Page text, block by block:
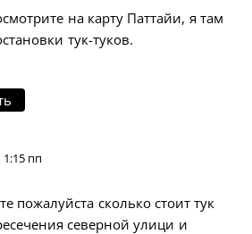
на карту Паттайи, я там
тук-туков.
1:15 пп
пожалуйста сколько стоит тук
северной улици и